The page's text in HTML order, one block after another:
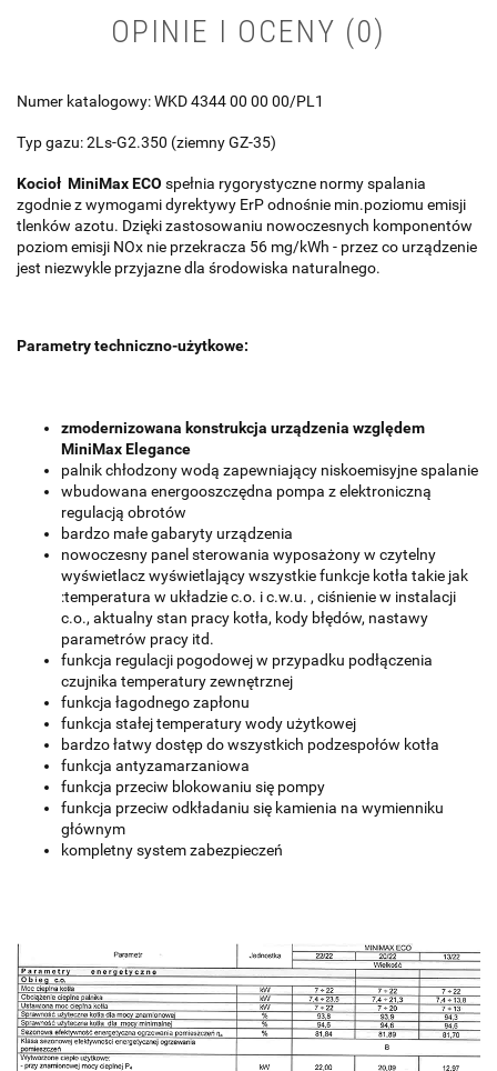
OPINIE I OCENY (0)
Numer katalogowy: WKD 4344 00 00 00/PL1
Typ gazu: 2Ls-G2.350 (ziemny GZ-35)
Kocioł MiniMax ECO spełnia rygorystyczne normy spalania
zgodnie z wymogami dyrektywy ErP odnośnie min.poziomu emisji
tlenków azotu. Dzięki zastosowaniu nowoczesnych komponentów
poziom emisji NOx nie przekracza 56 mg/kWh - przez co urządzenie
jest niezwykle przyjazne dla środowiska naturalnego.
Parametry techniczno-użytkowe:
zmodernizowana konstrukcja urządzenia względem
MiniMax Elegance
palnik chłodzony wodą zapewniający niskoemisyjne spalanie
wbudowana energooszczędna pompa z elektroniczną
regulacją obrotów
bardzo małe gabaryty urządzenia
nowoczesny panel sterowania wyposażony w czytelny
wyświetlacz wyświetlający wszystkie funkcje kotła takie jak
:temperatura w układzie c.o. i c.w.u. , ciśnienie w instalacji
c.o., aktualny stan pracy kotła, kody błędów, nastawy
parametrów pracy itd.
funkcja regulacji pogodowej w przypadku podłączenia
czujnika temperatury zewnętrznej
funkcja łagodnego zapłonu
funkcja stałej temperatury wody użytkowej
bardzo łatwy dostęp do wszystkich podzespołów kotła
funkcja antyzamarzaniowa
funkcja przeciw blokowaniu się pompy
funkcja przeciw odkładaniu się kamienia na wymienniku
głównym
kompletny system zabezpieczeń